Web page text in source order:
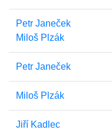
Petr Janeček
Miloš Plzák
Petr Janeček
Miloš Plzák
Jiří Kadlec